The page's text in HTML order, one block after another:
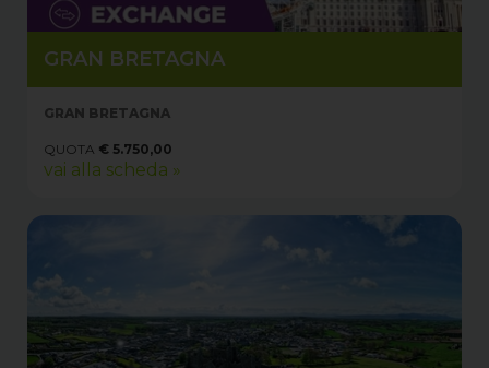
GRAN BRETAGNA
GRAN BRETAGNA
QUOTA € 5.750,00
vai alla scheda »